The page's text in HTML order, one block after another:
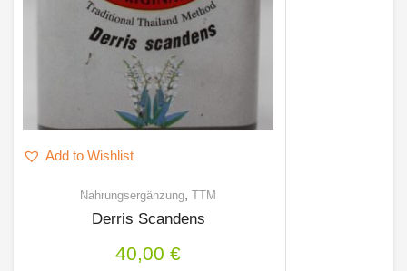
Add to Wishlist
Nahrungsergänzung, TTM
Derris Scandens
40,00 €